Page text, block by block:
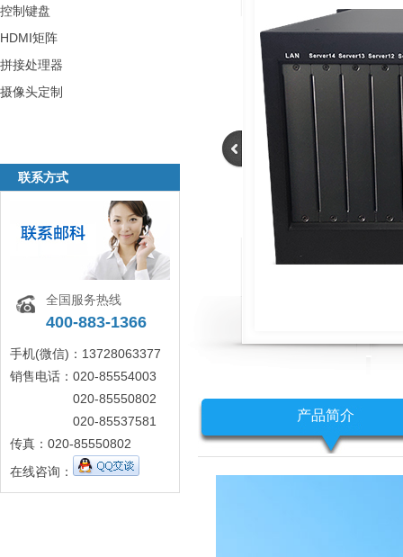
控制键盘
HDMI矩阵
拼接处理器
摄像头定制
联系方式
全国服务热线
400-883-1366
手机(微信)：13728063377
销售电话：020-85554003
020-85550802
020-85537581
传真：020-85550802
在线咨询：
产品简介